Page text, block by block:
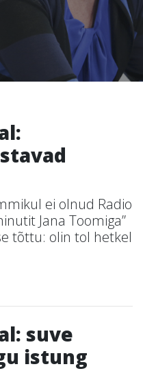
ei olnud Radio
Jana Toomiga”
tõttu: olin tol hetkel
suve
istung